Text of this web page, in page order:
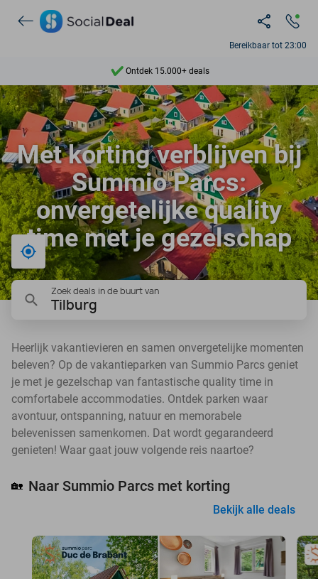
Bereikbaar tot 23:00
Ontdek 15.000+ deals
7 dagen per week beschikbaar
10+ miljoen leden
9,4
Ontdek 15.000+ deals
Met korting verblijven bij
Summio Parcs:
onvergetelijke quality
time met je gezelschap
Bij mij in de buurt
Zoek deals in de buurt van
Tilburg
Heerlijk vakantievieren en samen onvergetelijke momenten
beleven? Op de vakantieparken van Summio Parcs geniet
je met je gezelschap van fantastische quality time in
comfortabele accommodaties. Ontdek parken waar
avontuur, ontspanning, natuur en memorabele
belevenissen samenkomen. Dat wordt gegarandeerd
genieten! Waar gaat jouw volgende reis naartoe?
🏡 Naar Summio Parcs met korting
Bekijk alle deals